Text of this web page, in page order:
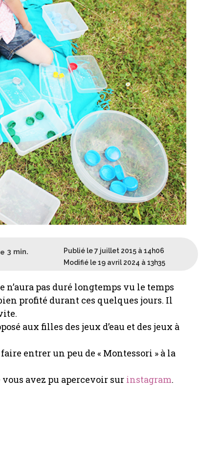
3 min.
Publié le 7 juillet 2015 à 14h06
Modifié le 19 avril 2024 à 13h35
pas duré longtemps vu le temps
profité durant ces quelques jours. Il
aux filles des jeux d’eau et des jeux à
entrer un peu de « Montessori » à la
vous avez pu apercevoir sur instagram.